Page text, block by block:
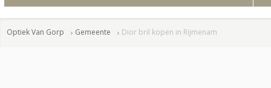
Optiek Van Gorp Gemeente Dior bril kopen in Rijmenam